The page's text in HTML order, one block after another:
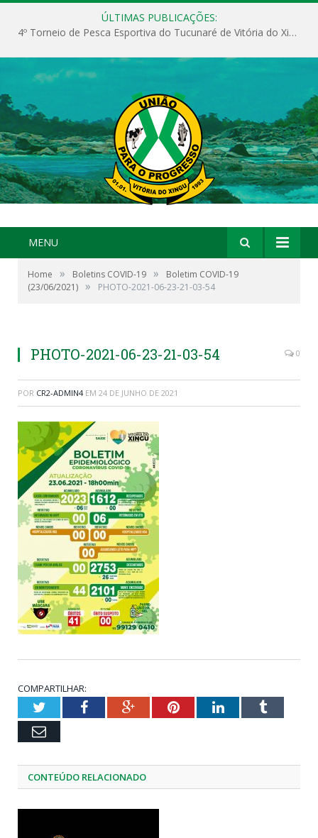
ÚLTIMAS PUBLICAÇÕES:
4º Torneio de Pesca Esportiva do Tucunaré de Vitória do Xingu
MENU
Home » Boletins COVID-19 »
Boletim COVID-19
(23/06/2021) » PHOTO-2021-06-23-21-03-54
PHOTO-2021-06-23-21-03-54 0
POR CR2-ADMIN4 EM 24 DE JUNHO DE 2021
COMPARTILHAR:
TwitterFacebookGoogle+PinterestLinkedInTumblr
Email
CONTEÚDO RELACIONADO